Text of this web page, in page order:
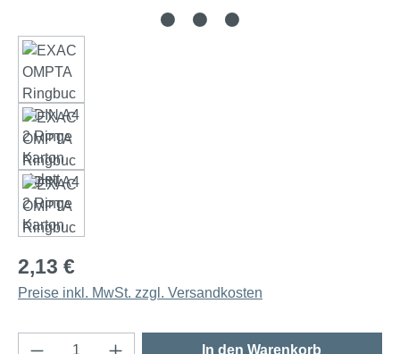
2,13 €
Preise inkl. MwSt. zzgl. Versandkosten
Produkt Anzahl: Gib den gewünschten
In den Warenkorb